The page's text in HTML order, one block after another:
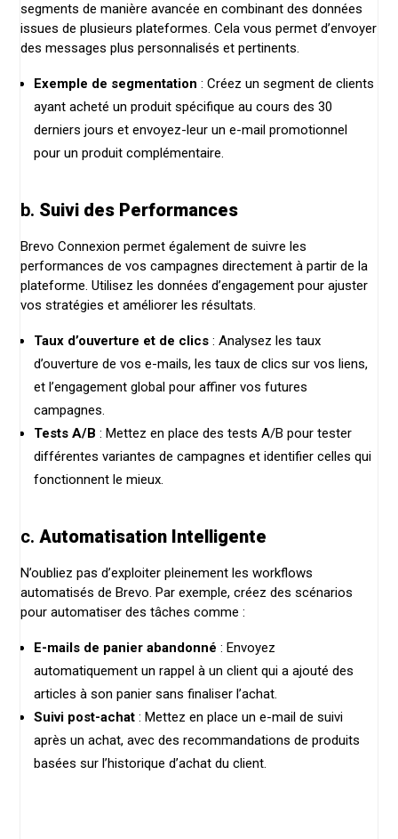
segments de manière avancée en combinant des données
issues de plusieurs plateformes. Cela vous permet d’envoyer
des messages plus personnalisés et pertinents.
Exemple de segmentation : Créez un segment de clients
ayant acheté un produit spécifique au cours des 30
derniers jours et envoyez-leur un e-mail promotionnel
pour un produit complémentaire.
b. Suivi des Performances
Brevo Connexion permet également de suivre les
performances de vos campagnes directement à partir de la
plateforme. Utilisez les données d’engagement pour ajuster
vos stratégies et améliorer les résultats.
Taux d’ouverture et de clics : Analysez les taux
d’ouverture de vos e-mails, les taux de clics sur vos liens,
et l’engagement global pour affiner vos futures
campagnes.
Tests A/B : Mettez en place des tests A/B pour tester
différentes variantes de campagnes et identifier celles qui
fonctionnent le mieux.
c.Automatisation Intelligente
N’oubliez pas d’exploiter pleinement les workflows
automatisés de Brevo. Par exemple, créez des scénarios
pour automatiser des tâches comme :
E-mails de panier abandonné : Envoyez
automatiquement un rappel à un client qui a ajouté des
articles à son panier sans finaliser l’achat.
Suivi post-achat : Mettez en place un e-mail de suivi
après un achat, avec des recommandations de produits
basées sur l’historique d’achat du client.